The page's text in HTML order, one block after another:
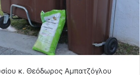
κ. Θεόδωρος Αμπατζόγλου